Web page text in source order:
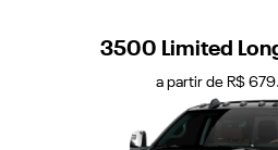
3500 Limited
a partir de R$